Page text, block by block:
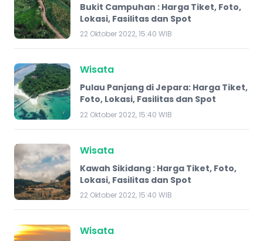
Bukit Campuhan : Harga Tiket, Foto,
Lokasi, Fasilitas dan Spot
22 Oktober 2022, 15:40 WIB
Wisata
Pulau Panjang di Jepara: Harga Tiket,
Foto, Lokasi, Fasilitas dan Spot
22 Oktober 2022, 15:40 WIB
Wisata
Kawah Sikidang : Harga Tiket, Foto,
Lokasi, Fasilitas dan Spot
22 Oktober 2022, 15:40 WIB
Wisata